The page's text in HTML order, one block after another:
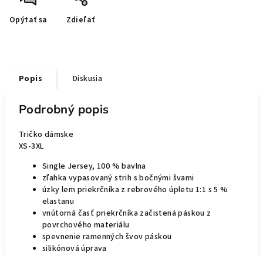
Opýtať sa Zdieľať
Popis Diskusia
Podrobný popis
Tričko dámske
XS-3XL
Single Jersey, 100 % bavlna
zľahka vypasovaný strih s bočnými švami
úzky lem priekrčníka z rebrového úpletu 1:1 s 5 %
elastanu
vnútorná časť priekrčníka začistená páskou z
povrchového materiálu
spevnenie ramenných švov páskou
silikónová úprava